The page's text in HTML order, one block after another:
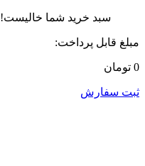
سبد خرید شما خالیست!
مبلغ قابل پرداخت:
0 تومان
ثبت سفارش